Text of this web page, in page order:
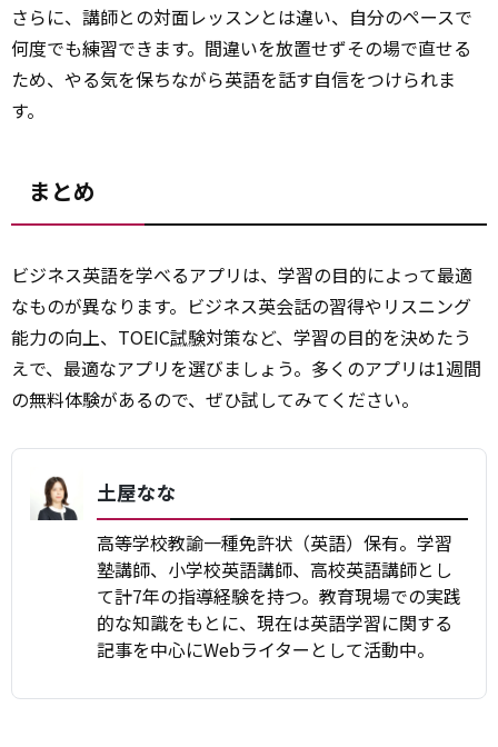
さらに、講師との対面レッスンとは違い、自分のペースで
何度でも練習できます。間違いを放置せずその場で直せる
ため、やる気を保ちながら英語を話す自信をつけられま
す。
まとめ
ビジネス英語を学べるアプリは、学習の目的によって最適
なものが異なります。ビジネス英会話の習得やリスニング
能力の向上、TOEIC試験対策など、学習の目的を決めたう
えで、最適なアプリを選びましょう。多くのアプリは1週間
の無料体験があるので、ぜひ試してみてください。
土屋なな
高等学校教諭一種免許状（英語）保有。学習
塾講師、小学校英語講師、高校英語講師とし
て計7年の指導経験を持つ。教育現場での実践
的な知識をもとに、現在は英語学習に関する
記事を中心にWebライターとして活動中。